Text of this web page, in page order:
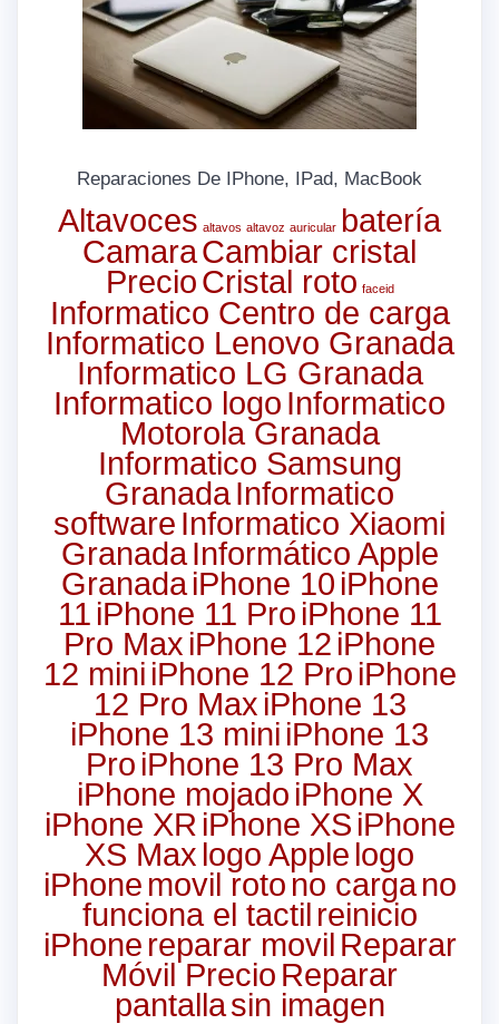
Reparaciones De IPhone, IPad, MacBook
Altavoces altavos altavoz auricular batería
CamaraCambiar cristal
PrecioCristal roto faceid
Informatico Centro de carga
Informatico Lenovo Granada
Informatico LG Granada
Informatico logo Informatico
Motorola Granada
Informatico Samsung
GranadaInformatico
software Informatico Xiaomi
GranadaInformático Apple
GranadaiPhone 10 iPhone
11 iPhone 11 Pro iPhone 11
Pro Max iPhone 12 iPhone
12 mini iPhone 12 Pro iPhone
12 Pro Max iPhone 13
iPhone 13 mini iPhone 13
Pro iPhone 13 Pro Max
iPhone mojado iPhone X
iPhone XR iPhone XS iPhone
XS Max logo Apple logo
iPhone movil rotono cargano
funciona el tactil reinicio
iPhone reparar movil Reparar
Móvil Precio Reparar
pantallasin imagen